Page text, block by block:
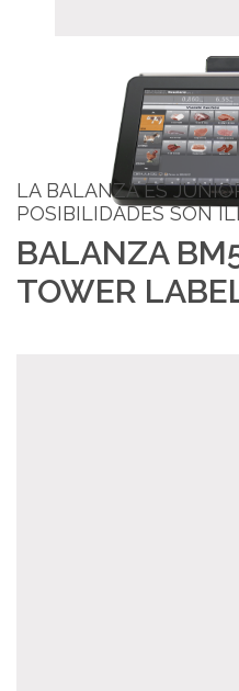
LA BALANZA ES
POSIBILIDADES SON
BALANZA
TOWER